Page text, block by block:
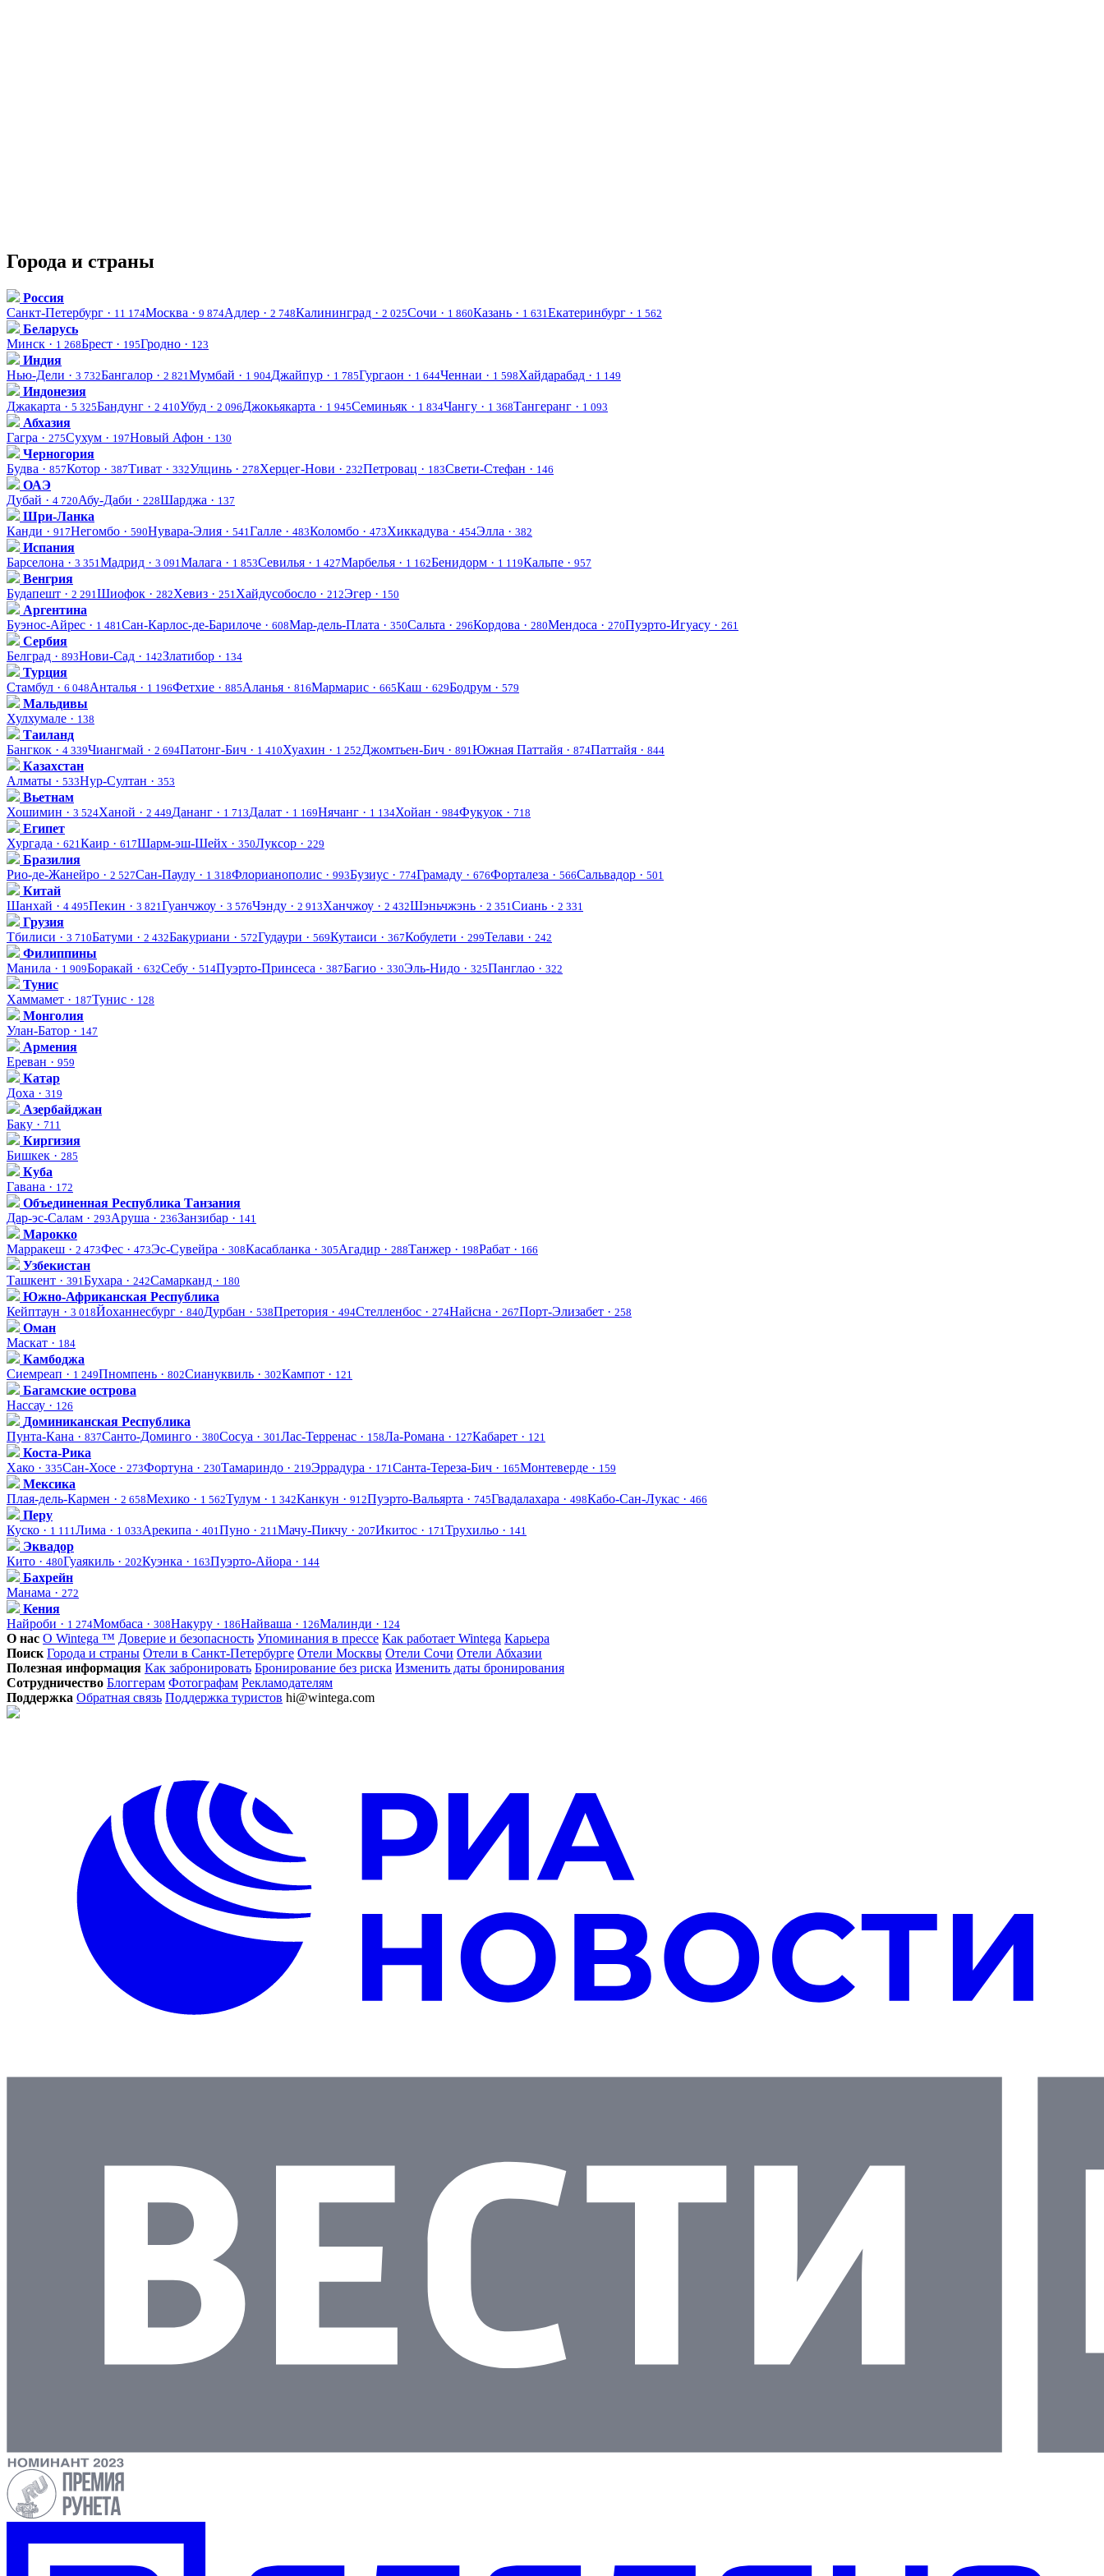
Города и страны
Россия
Санкт-Петербург · 11 174Москва · 9 874Адлер · 2 748Калининград · 2 025Сочи · 1 860Казань · 1 631 Екатеринбург · 1 562
Беларусь
Минск · 1 268Брест · 195Гродно · 123
Индия
Нью-Дели · 3 732Бангалор · 2 821 Мумбай · 1 904Джайпур · 1 785Гургаон · 1 644Ченнаи · 1 598Хайдарабад · 1 149
Индонезия
Джакарта · 5 325Бандунг · 2 410Убуд · 2 096Джокьякарта · 1 945Семиньяк · 1 834Чангу · 1 368Тангеранг · 1 093
Абхазия
Гагра · 275Сухум · 197Новый Афон · 130
Черногория
Будва · 857Котор · 387Тиват · 332Улцинь · 278Херцег-Нови · 232Петровац · 183Свети-Стефан · 146
ОАЭ
Дубай · 4 720Абу-Даби · 228Шарджа · 137
Шри-Ланка
Канди · 917Негомбо · 590Нувара-Элия · 541 Галле · 483Коломбо · 473Хиккадува · 454Элла · 382
Испания
Барселона · 3 351 Мадрид · 3 091 Малага · 1 853Севилья · 1 427Марбелья · 1 162Бенидорм · 1 119Кальпе · 957
Венгрия
Будапешт · 2 291 Шиофок · 282Хевиз · 251 Хайдусобосло · 212Эгер · 150
Аргентина
Буэнос-Айрес · 1 481 Сан-Карлос-де-Барилоче · 608Мар-дель-Плата · 350Сальта · 296Кордова · 280Мендоса · 270Пуэрто-Игуасу · 261
Сербия
Белград · 893Нови-Сад · 142Златибор · 134
Турция
Стамбул · 6 048Анталья · 1 196Фетхие · 885Аланья · 816Мармарис · 665Каш · 629Бодрум · 579
Мальдивы
Хулхумале · 138
Таиланд
Бангкок · 4 339Чиангмай · 2 694Патонг-Бич · 1 410Хуахин · 1 252Джомтьен-Бич · 891 Южная Паттайя · 874Паттайя · 844
Казахстан
Алматы · 533Нур-Султан · 353
Вьетнам
Хошимин · 3 524Ханой · 2 449Дананг · 1 713Далат · 1 169Нячанг · 1 134Хойан · 984Фукуок · 718
Египет
Хургада · 621 Каир · 617Шарм-эш-Шейх · 350Луксор · 229
Бразилия
Рио-де-Жанейро · 2 527Сан-Паулу · 1 318Флорианополис · 993Бузиус · 774Грамаду · 676Форталеза · 566Сальвадор · 501
Китай
Шанхай · 4 495Пекин · 3 821 Гуанчжоу · 3 576Чэнду · 2 913Ханчжоу · 2 432Шэньчжэнь · 2 351 Сиань · 2 331
Грузия
Тбилиси · 3 710Батуми · 2 432Бакуриани · 572Гудаури · 569Кутаиси · 367Кобулети · 299Телави · 242
Филиппины
Манила · 1 909Боракай · 632Себу · 514Пуэрто-Принсеса · 387Багио · 330Эль-Нидо · 325Панглао · 322
Тунис
Хаммамет · 187Тунис · 128
Монголия
Улан-Батор · 147
Армения
Ереван · 959
Катар
Доха · 319
Азербайджан
Баку · 711
Киргизия
Бишкек · 285
Куба
Гавана · 172
Объединенная Республика Танзания
Дар-эс-Салам · 293Аруша · 236Занзибар · 141
Марокко
Марракеш · 2 473Фес · 473Эс-Сувейра · 308Касабланка · 305Агадир · 288Танжер · 198Рабат · 166
Узбекистан
Ташкент · 391 Бухара · 242Самарканд · 180
Южно-Африканская Республика
Кейптаун · 3 018Йоханнесбург · 840Дурбан · 538Претория · 494Стелленбос · 274Найсна · 267Порт-Элизабет · 258
Оман
Маскат · 184
Камбоджа
Сиемреап · 1 249Пномпень · 802Сиануквиль · 302Кампот · 121
Багамcкие острова
Нассау · 126
Доминиканская Республика
Пунта-Кана · 837Санто-Доминго · 380Сосуа · 301 Лас-Терренас · 158Ла-Романа · 127Кабарет · 121
Коста-Рика
Хако · 335Сан-Хосе · 273Фортуна · 230Тамариндо · 219Эррадура · 171 Санта-Тереза-Бич · 165Монтеверде · 159
Мексика
Плая-дель-Кармен · 2 658Мехико · 1 562Тулум · 1 342Канкун · 912Пуэрто-Вальярта · 745Гвадалахара · 498Кабо-Сан-Лукас · 466
Перу
Куско · 1 111 Лима · 1 033Арекипа · 401 Пуно · 211 Мачу-Пикчу · 207Икитос · 171 Трухильо · 141
Эквадор
Кито · 480Гуаякиль · 202Куэнка · 163Пуэрто-Айора · 144
Бахрейн
Манама · 272
Кения
Найроби · 1 274Момбаса · 308Накуру · 186Найваша · 126Малинди · 124
О нас О Wintega ™ Доверие и безопасность Упоминания в прессе Как работает Wintega Карьера
Поиск Города и страны Отели в Санкт-Петербурге Отели Москвы Отели Сочи Отели Абхазии
Полезная информация Как забронировать Бронирование без риска Изменить даты бронирования
Сотрудничество Блоггерам Фотографам Рекламодателям
Поддержка Обратная связь Поддержка туристов hi@wintega.com